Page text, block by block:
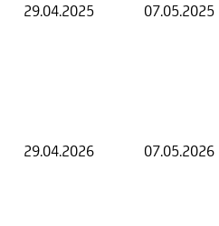
29.04.2025 07.05.2025
29.04.2026 07.05.2026